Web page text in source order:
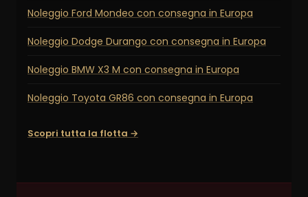
Noleggio Ford Mondeo con consegna in Europa
Noleggio Dodge Durango con consegna in Europa
Noleggio BMW X3 M con consegna in Europa
Noleggio Toyota GR86 con consegna in Europa
Scopri tutta la flotta →